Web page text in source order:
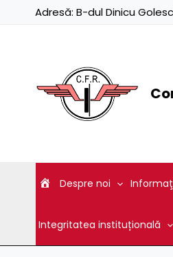
Adresă: B-dul Dinicu
Despre noi
Integritatea instituțională